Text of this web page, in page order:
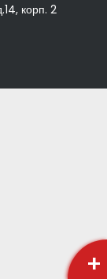
корп. 2
+